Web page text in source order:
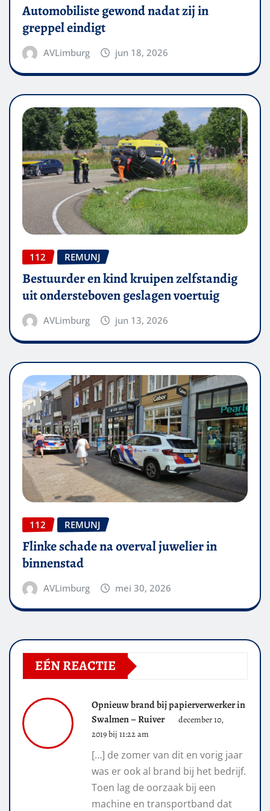
Automobiliste gewond nadat zij in
greppel eindigt
AVLimburg jun 18, 2026
112 REMUNJ
Bestuurder en kind kruipen zelfstandig
uit ondersteboven geslagen voertuig
AVLimburg jun 13, 2026
112 REMUNJ
Flinke schade na overval juwelier in
binnenstad
AVLimburg mei 30, 2026
EÉN REACTIE
Opnieuw brand bij papierverwerker in
Swalmen – Ruiver
december 10,
2019 bij 11:22 am
[…] de zomer van dit en vorig jaar
was er ook al brand bij het bedrijf.
Toen lag de oorzaak bij een
machine en transportband dat